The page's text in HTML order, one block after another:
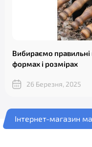
Вибираємо правильні
формах і розмірах
26 Березня, 2025
Інтернет-магазин